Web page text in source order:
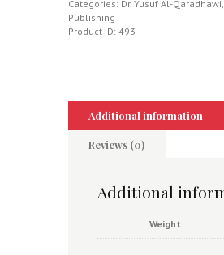
Categories: Dr. Yusuf Al-Qaradhawi
Publishing
Product ID: 493
Additional information
Reviews (0)
Additional
Weight